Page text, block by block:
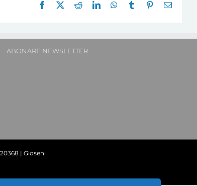
Facebook RedditLinkedInWhatsApp
Tumblr Pinterest
E-
ABONARE NEWSLETTER
| Gioseni